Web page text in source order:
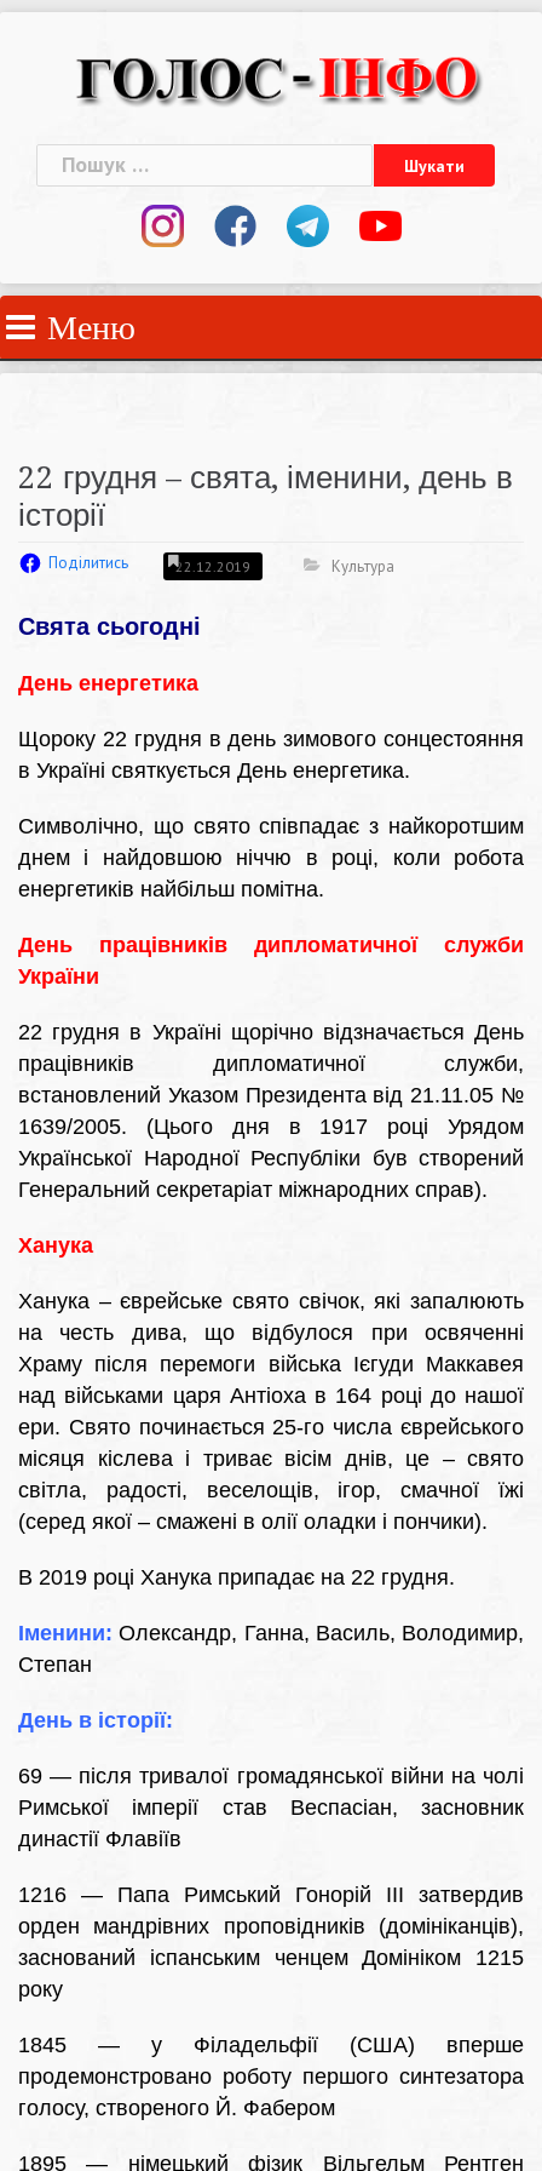
Пошук:
Меню
22 грудня – свята, іменини, день в
історії
Поділитись 22.12.2019 Культура
Свята сьогодні
День енергетика
Щороку 22 грудня в день зимового сонцестояння
в Україні святкується День енергетика.
Символічно, що свято співпадає з найкоротшим
днем і найдовшою ніччю в році, коли робота
енергетиків найбільш помітна.
День працівників дипломатичної служби
України
22 грудня в Україні щорічно відзначається День
працівників дипломатичної служби,
встановлений Указом Президента від 21.11.05 №
1639/2005. (Цього дня в 1917 році Урядом
Української Народної Республіки був створений
Генеральний секретаріат міжнародних справ).
Ханука
Ханука – єврейське свято свічок, які запалюють
на честь дива, що відбулося при освяченні
Храму після перемоги війська Ієгуди Маккавея
над військами царя Антіоха в 164 році до нашої
ери. Свято починається 25-го числа єврейського
місяця кіслева і триває вісім днів, це – свято
світла, радості, веселощів, ігор, смачної їжі
(серед якої – смажені в олії оладки і пончики).
В 2019 році Ханука припадає на 22 грудня.
Іменини: Олександр, Ганна, Василь, Володимир,
Степан
День в історії:
69 — після тривалої громадянської війни на чолі
Римської імперії став Веспасіан, засновник
династії Флавіїв
1216 — Папа Римський Гонорій III затвердив
орден мандрівних проповідників (домініканців),
заснований іспанським ченцем Домініком 1215
року
1845 — у Філадельфії (США) вперше
продемонстровано роботу першого синтезатора
голосу, створеного Й. Фабером
1895 — німецький фізик Вільгельм Рентген